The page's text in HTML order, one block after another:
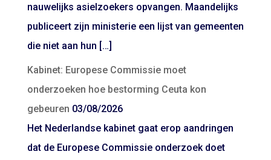
nauwelijks asielzoekers opvangen. Maandelijks
publiceert zijn ministerie een lijst van gemeenten
die niet aan hun […]
Kabinet: Europese Commissie moet
onderzoeken hoe bestorming Ceuta kon
gebeuren 03/08/2026
Het Nederlandse kabinet gaat erop aandringen
dat de Europese Commissie onderzoek doet